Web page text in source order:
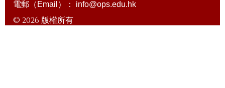
電郵（Email）： info@ops.edu.hk
© 2026 版權所有